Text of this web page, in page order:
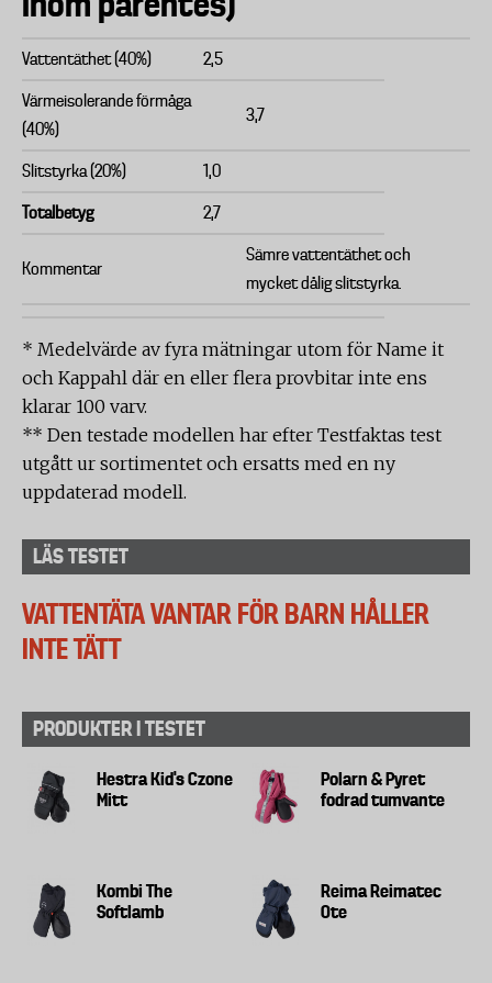
Vattentäthet (40%) 2,5
Värmeisolerande förmåga
(40%)
3,7
Slitstyrka (20%) 1,0
Totalbetyg 2,7
Kommentar
Sämre vattentäthet och
mycket dålig slitstyrka.
* Medelvärde av fyra mätningar utom för Name it
och Kappahl där en eller flera provbitar inte ens
klarar 100 varv.
** Den testade modellen har efter Testfaktas test
utgått ur sortimentet och ersatts med en ny
uppdaterad modell.
LÄS TESTET
VATTENTÄTA VANTAR FÖR BARN HÅLLER
INTE TÄTT
PRODUKTER I TESTET
Hestra Kid's Czone
Mitt
Polarn & Pyret
fodrad tumvante
Kombi The
Softlamb
Reima Reimatec
Ote